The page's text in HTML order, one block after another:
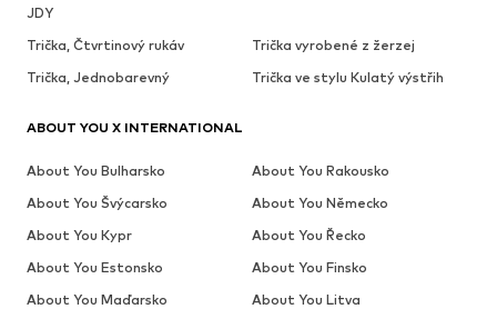
JDY
Trička, Čtvrtinový rukáv
Trička vyrobené z žerzej
Trička, Jednobarevný
Trička ve stylu Kulatý výstřih
ABOUT YOU X INTERNATIONAL
About You Bulharsko
About You Rakousko
About You Švýcarsko
About You Německo
About You Kypr
About You Řecko
About You Estonsko
About You Finsko
About You Maďarsko
About You Litva